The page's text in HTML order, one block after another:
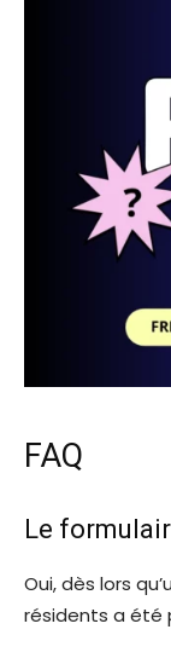
FAQ
Le
Oui, dès lors
résidents a été